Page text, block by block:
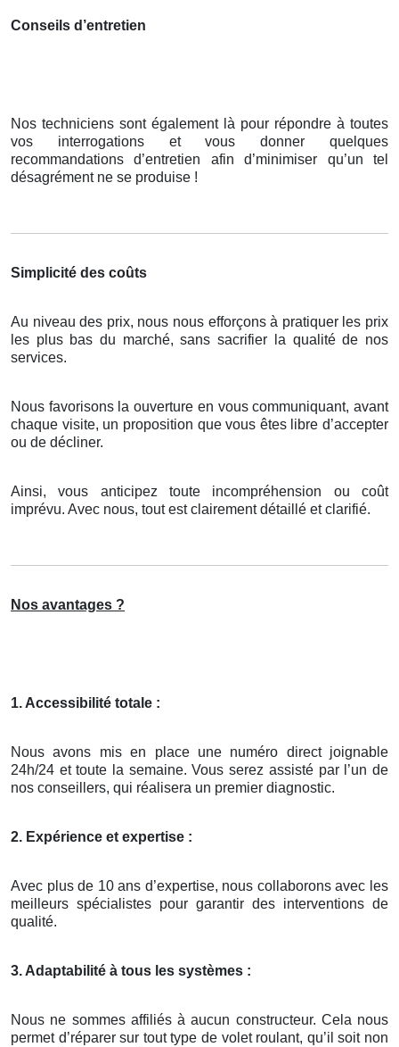
Conseils d’entretien
Nos techniciens sont également là pour répondre à toutes
vos interrogations et vous donner quelques
recommandations d’entretien afin d’minimiser qu’un tel
désagrément ne se produise !
Simplicité des coûts
Au niveau des prix, nous nous efforçons à pratiquer les prix
les plus bas du marché, sans sacrifier la qualité de nos
services.
Nous favorisons la ouverture en vous communiquant, avant
chaque visite, un proposition que vous êtes libre d’accepter
ou de décliner.
Ainsi, vous anticipez toute incompréhension ou coût
imprévu. Avec nous, tout est clairement détaillé et clarifié.
Nos avantages ?
1. Accessibilité totale :
Nous avons mis en place une numéro direct joignable
24h/24 et toute la semaine. Vous serez assisté par l’un de
nos conseillers, qui réalisera un premier diagnostic.
2. Expérience et expertise :
Avec plus de 10 ans d’expertise, nous collaborons avec les
meilleurs spécialistes pour garantir des interventions de
qualité.
3. Adaptabilité à tous les systèmes :
Nous ne sommes affiliés à aucun constructeur. Cela nous
permet d’réparer sur tout type de volet roulant, qu’il soit non